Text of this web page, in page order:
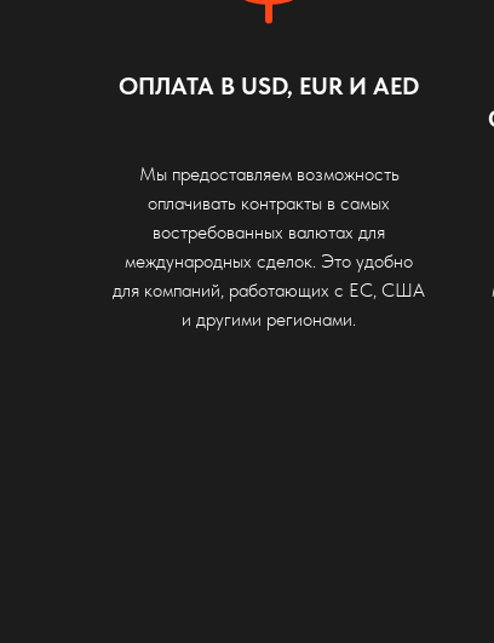
ОПЛАТА В USD, EUR И AED
Мы предоставляем возможность
оплачивать контракты в самых
востребованных валютах для
международных сделок. Это удобно
для компаний, работающих с ЕС, США
и другими регионами.